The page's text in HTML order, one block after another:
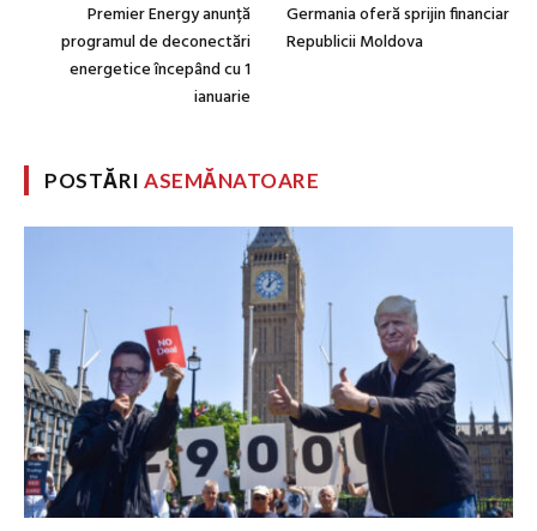
Premier Energy anunță
programul de deconectări
energetice începând cu 1
ianuarie
Germania oferă sprijin financiar
Republicii Moldova
POSTĂRIASEMĂNATOARE